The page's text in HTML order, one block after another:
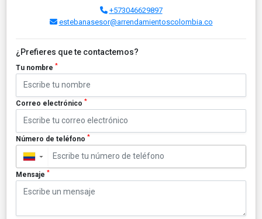
+573046629897
estebanasesor@arrendamientoscolombia.co
¿Prefieres que te contactemos?
Tu nombre *
Correo electrónico *
Número de teléfono *
▼
Mensaje *